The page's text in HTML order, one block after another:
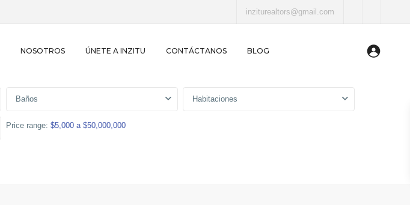
inziturealtors@gmail.com
NOSOTROS ÚNETE A INZITU CONTÁCTANOS BLOG
Baños Habitaciones
Price range: $5,000 a $50,000,000